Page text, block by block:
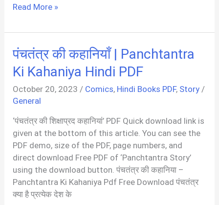
ಕನ್ನಡ
ಕಥೆಗಳು
Neeti
Kathegalu
Kannada
PDF
Read More »
पंचतंत्र की कहानियाँ | Panchtantra
Ki Kahaniya Hindi PDF
October 20, 2023/ Comics, Hindi Books PDF, Story /
General
‘पंचतंत्र की शिक्षाप्रद कहानियां’ PDF Quick download link is
given at the bottom of this article. You can see the
PDF demo, size of the PDF, page numbers, and
direct download Free PDF of ‘Panchtantra Story’
using the download button. पंचतंत्र की कहानिया –
Panchtantra Ki Kahaniya Pdf Free Download पंचतंत्र
क्या है प्रत्येक देश के